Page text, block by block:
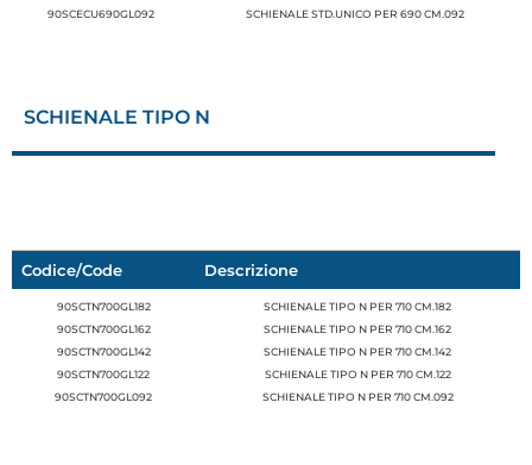
90SCECU690GL092
SCHIENALE STD.UNICO PER 690 CM.092
SCHIENALE TIPO N
Codice/Code Descrizione
90SCTN700GL182
SCHIENALE TIPO N PER 710 CM.182
90SCTN700GL162
SCHIENALE TIPO N PER 710 CM.162
90SCTN700GL142
SCHIENALE TIPO N PER 710 CM.142
90SCTN700GL122
SCHIENALE TIPO N PER 710 CM.122
90SCTN700GL092
SCHIENALE TIPO N PER 710 CM.092